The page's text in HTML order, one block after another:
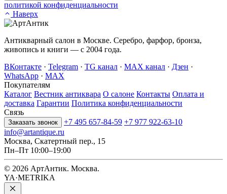
политикой конфиденциальности
Наверх
Антикварный салон в Москве. Серебро, фарфор, бронза,
живопись и книги — с 2004 года.
ВКонтакте · Telegram · TG канал · MAX канал · Дзен ·
WhatsApp · MAX
Покупателям
Каталог Вестник антиквара О салоне Контакты Оплата и
доставка Гарантии Политика конфиденциальности
Связь
Заказать звонок +7 495 657-84-59 +7 977 922-63-10
info@artantique.ru
Москва, Скатертный пер., 15
Пн–Пт 10:00–19:00
© 2026 АртАнтик. Москва.
YA·METRIKA